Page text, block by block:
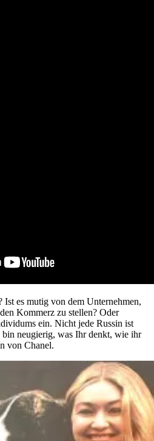
Ist es mutig von dem Unternehmen,
Kommerz zu stellen? Oder
ein. Nicht jede Russin ist
neugierig, was Ihr denkt, wie ihr
von Chanel.